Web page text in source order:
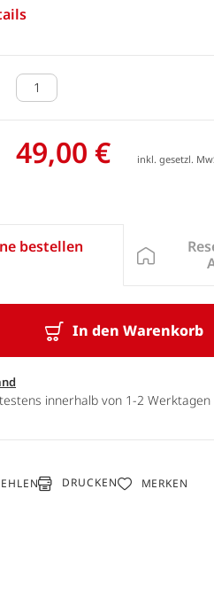
49,00 € inkl. gesetzl.
bestellen
In den Warenkorb
innerhalb von 1-2 Werktagen
DRUCKEN MERKEN